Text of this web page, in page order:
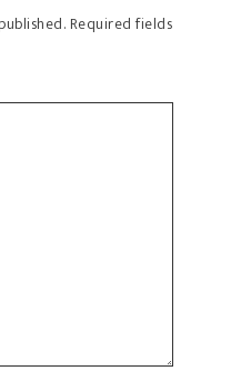
Required fields